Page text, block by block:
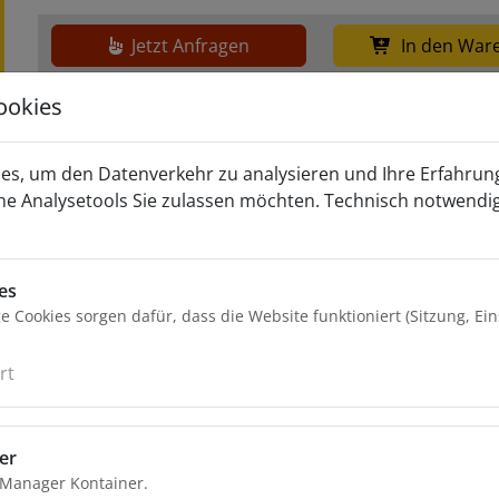
Jetzt Anfragen In den
um den Datenverkehr zu analysieren und Ihre
Analysetools Sie zulassen möchten. Technisch
Cookies sorgen dafür, dass die Website funktioniert (Sitzung,
Kontainer.